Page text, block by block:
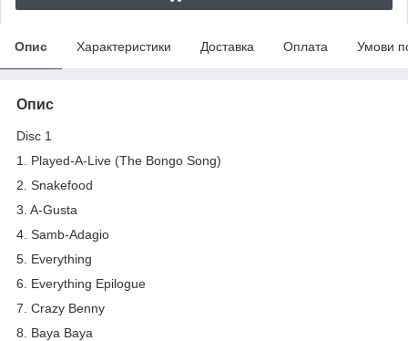
Опис Характеристики Доставка Оплата Умови
Опис
Disc 1
1. Played-A-Live (The Bongo Song)
2. Snakefood
3. A-Gusta
4. Samb-Adagio
5. Everything
6. Everything Epilogue
7. Crazy Benny
8. Baya Baya